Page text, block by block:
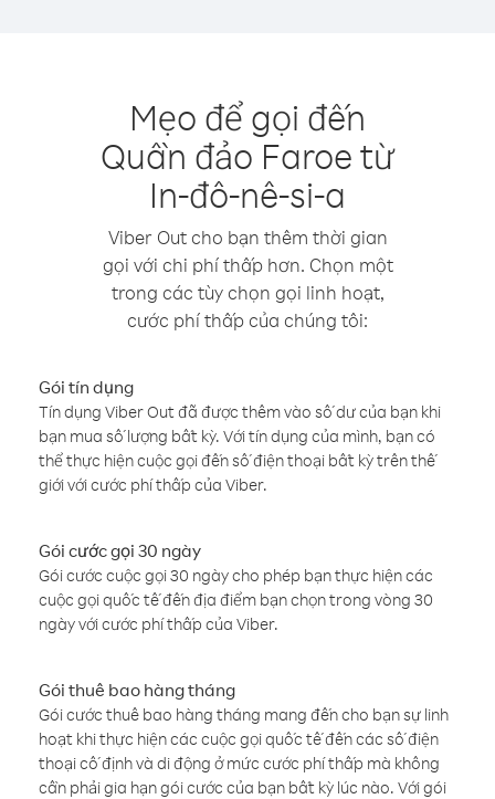
Mẹo để gọi đến
Quần đảo Faroe từ
In-đô-nê-si-a
Viber Out cho bạn thêm thời gian
gọi với chi phí thấp hơn. Chọn một
trong các tùy chọn gọi linh hoạt,
cước phí thấp của chúng tôi:
Gói tín dụng
Tín dụng Viber Out đã được thêm vào số dư của bạn khi
bạn mua số lượng bất kỳ. Với tín dụng của mình, bạn có
thể thực hiện cuộc gọi đến số điện thoại bất kỳ trên thế
giới với cước phí thấp của Viber.
Gói cước gọi 30 ngày
Gói cước cuộc gọi 30 ngày cho phép bạn thực hiện các
cuộc gọi quốc tế đến địa điểm bạn chọn trong vòng 30
ngày với cước phí thấp của Viber.
Gói thuê bao hàng tháng
Gói cước thuê bao hàng tháng mang đến cho bạn sự linh
hoạt khi thực hiện các cuộc gọi quốc tế đến các số điện
thoại cố định và di động ở mức cước phí thấp mà không
cần phải gia hạn gói cước của bạn bất kỳ lúc nào. Với gói